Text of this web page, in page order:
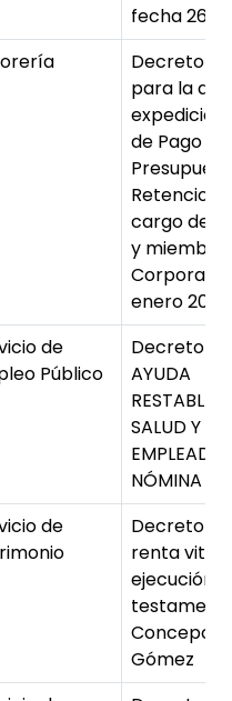
fecha 26-
Decreto
para la
expedición
de Pago No
cargo de
y
enero 2021.
de
Público
Decreto de
AYUDA
SALUD Y
NÓMINA
de
Decreto
renta
ejecución
Gómez